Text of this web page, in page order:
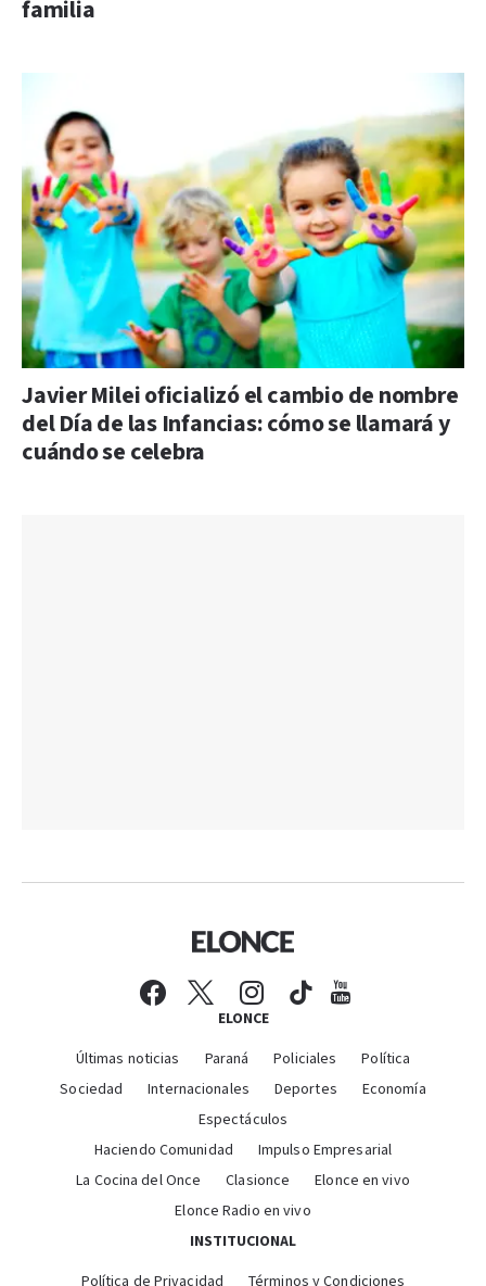
familia
Javier Milei oficializó el cambio de nombre
del Día de las Infancias: cómo se llamará y
cuándo se celebra
ELONCE
Últimas noticias Paraná Policiales
Política
Sociedad
Internacionales Deportes
Economía
Espectáculos
Haciendo Comunidad
Impulso Empresarial
La Cocina del Once
Clasionce
Elonce en vivo
Elonce Radio en vivo
INSTITUCIONAL
Política de Privacidad Términos y Condiciones